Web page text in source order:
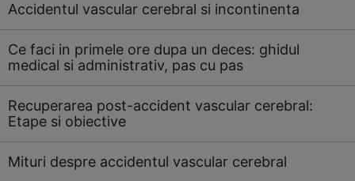
Accidentul vascular cerebral si incontinenta
Ce faci in primele ore dupa un deces: ghidul
medical si administrativ, pas cu pas
Recuperarea post-accident vascular cerebral:
Etape si obiective
Mituri despre accidentul vascular cerebral